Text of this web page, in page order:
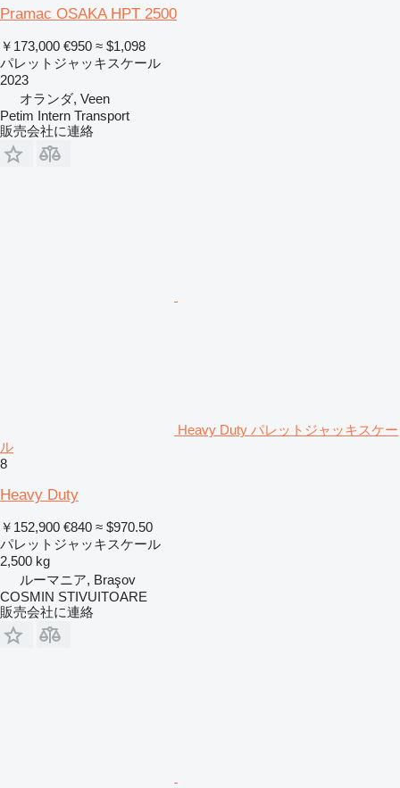
Pramac OSAKA HPT 2500
￥173,000 €950 ≈ $1,098
パレットジャッキスケール
2023
オランダ, Veen
Petim Intern Transport
販売会社に連絡
Heavy Duty パレットジャッキスケー
ル
8
Heavy Duty
￥152,900 €840 ≈ $970.50
パレットジャッキスケール
2,500 kg
ルーマニア, Braşov
COSMIN STIVUITOARE
販売会社に連絡